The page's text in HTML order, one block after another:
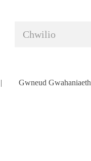
Gwneud Gwahaniaeth